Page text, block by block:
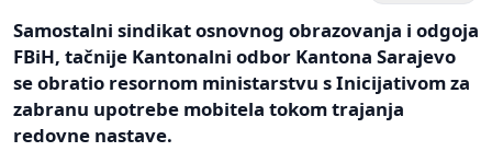
Samostalni sindikat osnovnog obrazovanja i odgoja
FBiH, tačnije Kantonalni odbor Kantona Sarajevo
se obratio resornom ministarstvu s Inicijativom za
zabranu upotrebe mobitela tokom trajanja
redovne nastave.